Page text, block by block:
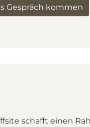
Gespräch kommen
schafft einen